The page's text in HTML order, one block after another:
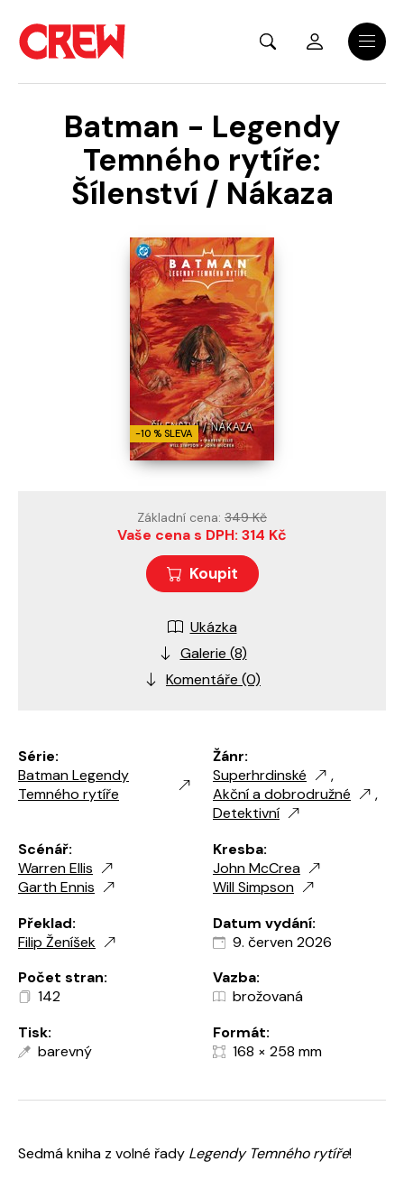
Menu
Batman - Legendy
Temného rytíře:
Šílenství / Nákaza
-10 % SLEVA
Série:
Batman Legendy
Temného rytíře
Žánr:
Superhrdinské
,
Akční a dobrodružné
,
Detektivní
Scénář:
Warren Ellis
Garth Ennis
Kresba:
John McCrea
Will Simpson
Překlad:
Filip Ženíšek
Datum vydání:
9. červen 2026
Počet stran:
142
Vazba:
brožovaná
Tisk:
barevný
Formát:
168 × 258 mm
Základní cena: 349 Kč
Vaše cena s DPH: 314 Kč
Koupit
Ukázka
Galerie (8)
Komentáře (0)
Sedmá kniha z volné řady Legendy Temného rytíře!